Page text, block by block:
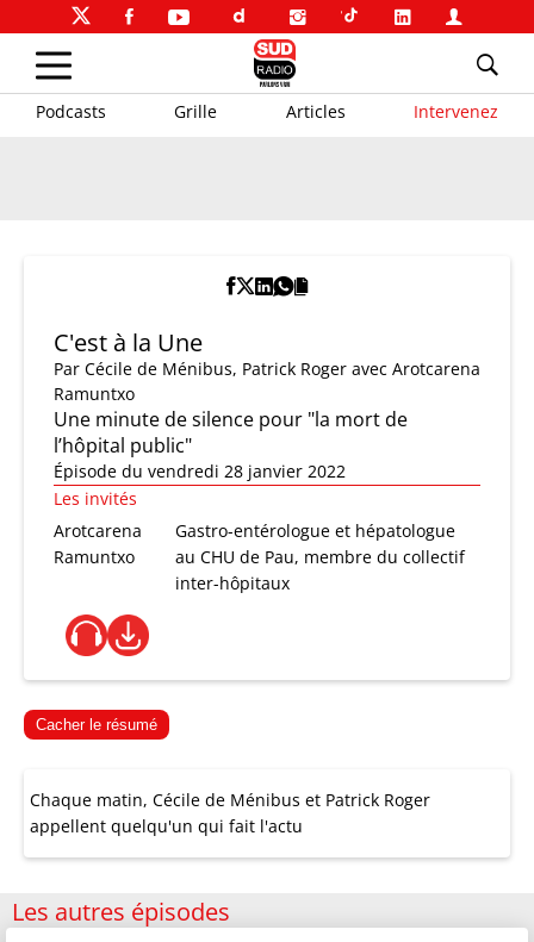
Podcasts Grille Articles Intervenez
C'est à la Une
Par Cécile de Ménibus, Patrick Roger avec Arotcarena
Ramuntxo
Une minute de silence pour "la mort de
l’hôpital public"
Épisode du vendredi 28 janvier 2022
Les invités
Arotcarena
Ramuntxo
Gastro-entérologue et hépatologue
au CHU de Pau, membre du collectif
inter-hôpitaux
Cacher le résumé
Chaque matin, Cécile de Ménibus et Patrick Roger
appellent quelqu'un qui fait l'actu
Les autres épisodes